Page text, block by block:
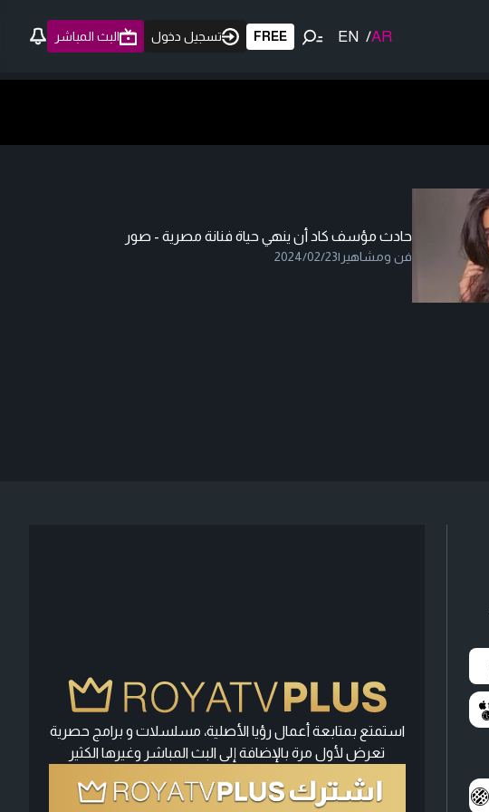
AR
/
EN
FREE تسجيل دخول البث المباشر
حادث مؤسف كاد أن ينهي حياة فنانة مصرية - صور
فن ومشاهير |
2024/02/23
استمتع بمتابعة أعمال رؤيا الأصلية، مسلسلات و برامج حصرية
تعرض لأول مرة بالإضافة إلى البث المباشر وغيرها الكثير